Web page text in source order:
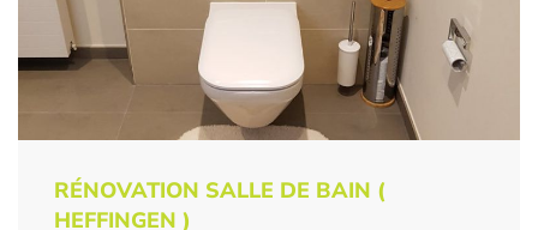
RÉNOVATION SALLE DE BAIN (
HEFFINGEN )